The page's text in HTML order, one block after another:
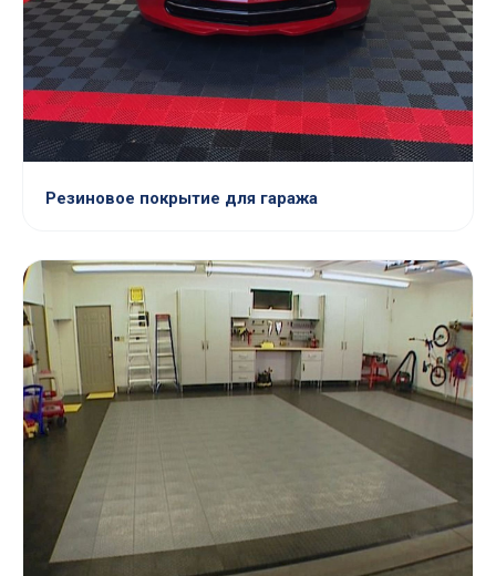
Резиновое покрытие для гаража